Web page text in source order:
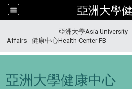
亞洲大學
亞洲大學Asia University
Affairs
健康中心Health Center FB
亞洲大學健康中心